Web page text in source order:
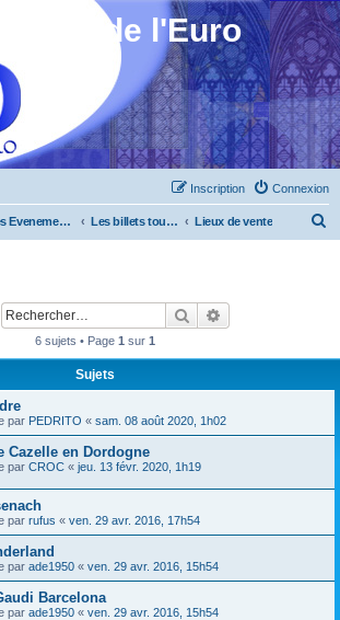
Amis de l'Euro
Connexion
Inscription
Les Evenements ! [Ouvert au public] Les billets touristiques Lieux de vente
Rechercher
6 sujets • Page 1 sur 1
Sujets
par PEDRITO « sam. 08 août 2020, 1h02
Cazelle en Dordogne
par CROC « jeu. 13 févr. 2020, 1h19
par rufus « ven. 29 avr. 2016, 17h54
par ade1950 « ven. 29 avr. 2016, 15h54
Barcelona
par ade1950 « ven. 29 avr. 2016, 15h54